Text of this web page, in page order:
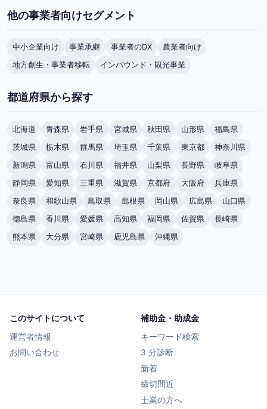
他の事業者向けセグメント
中小企業向け 事業承継 事業者のDX
農業者向け
地方創生・事業者移転
インバウンド・観光事業
都道府県から探す
北海道 青森県 岩手県 宮城県 秋田県 山形県
福島県
茨城県
栃木県 群馬県 埼玉県 千葉県 東京都
神奈川県
新潟県
富山県 石川県 福井県 山梨県 長野県
岐阜県
静岡県
愛知県 三重県 滋賀県 京都府 大阪府
兵庫県
奈良県
和歌山県 鳥取県 島根県 岡山県 広島県
山口県
徳島県
香川県 愛媛県 高知県 福岡県 佐賀県
長崎県
熊本県
大分県 宮崎県 鹿児島県 沖縄県
このサイトについて
運営者情報
お問い合わせ
補助金・助成金
キーワード検索
3 分診断
新着
締切間近
士業の方へ